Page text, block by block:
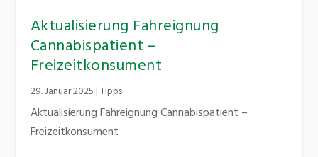
Aktualisierung Fahreignung
Cannabispatient –
Freizeitkonsument
29. Januar 2025|Tipps
Aktualisierung Fahreignung Cannabispatient –
Freizeitkonsument